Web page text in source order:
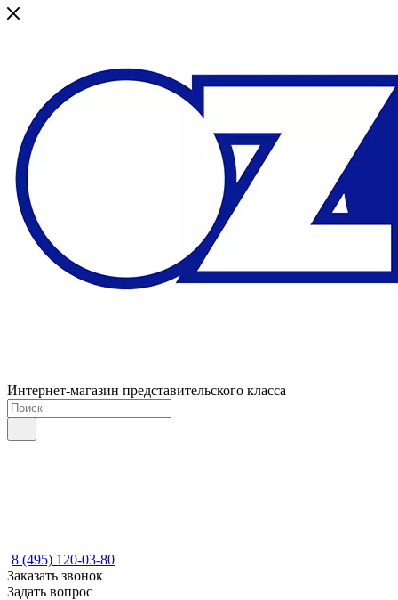
Интернет-магазин представительского класса
8 (495) 120-03-80
Заказать звонок
Задать вопрос